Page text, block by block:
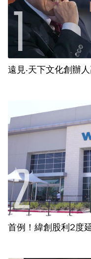
遠見‧天下文化創辦
首例！緯創股利2度